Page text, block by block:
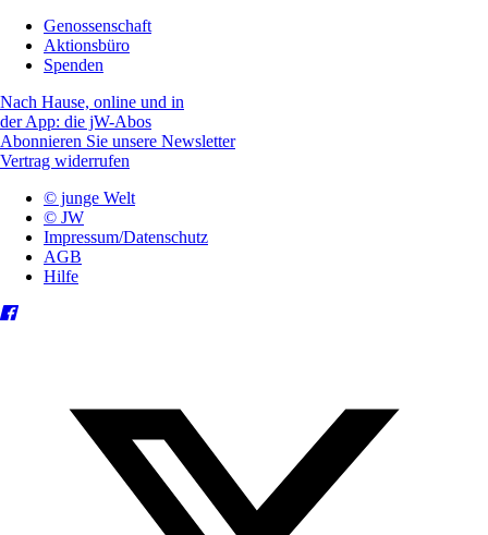
Genossenschaft
Aktionsbüro
Spenden
Nach Hause, online und in
der App: die jW-Abos
Abonnieren Sie unsere Newsletter
Vertrag widerrufen
© junge Welt
© JW
Impressum/Datenschutz
AGB
Hilfe